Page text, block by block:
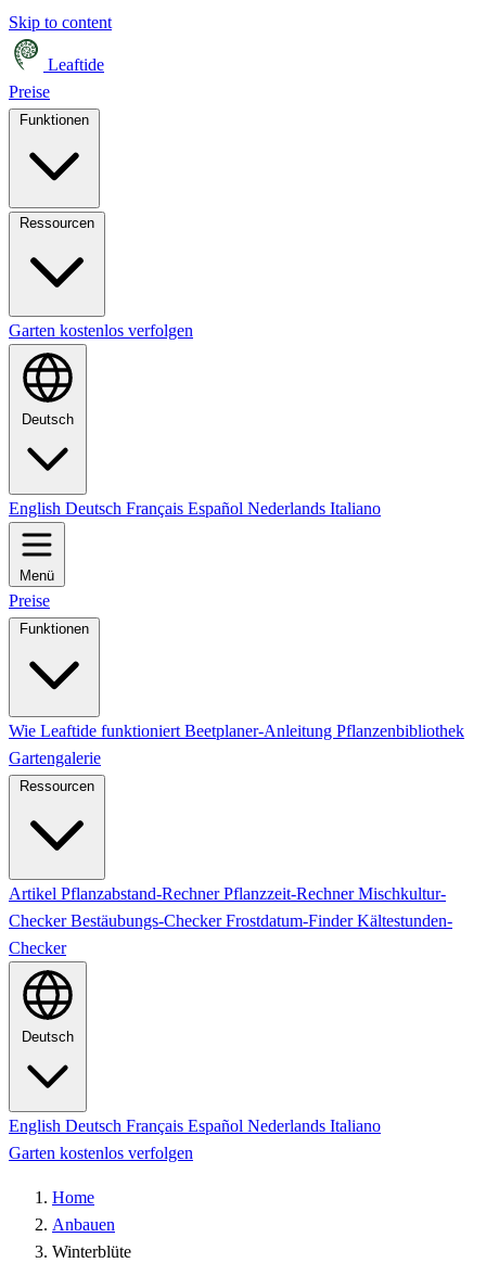
Skip to content
Leaftide
Preise
Garten kostenlos verfolgen
Deutsch
English Deutsch Français Español Nederlands Italiano
Menü
Preise
Funktionen
Wie Leaftide funktioniert Beetplaner-Anleitung Pflanzenbibliothek
Gartengalerie
Ressourcen
Artikel Pflanzabstand-RechnerPflanzzeit-RechnerMischkultur-
CheckerBestäubungs-CheckerFrostdatum-FinderKältestunden-
Checker
Deutsch
English Deutsch Français Español Nederlands Italiano
Garten kostenlos verfolgen
Home
Anbauen
Winterblüte